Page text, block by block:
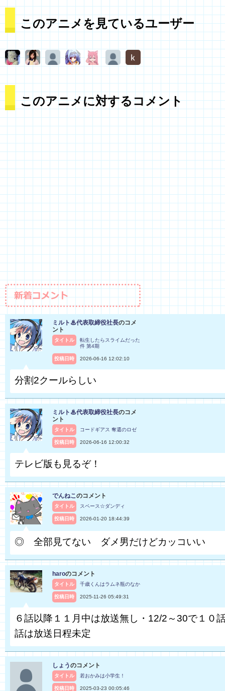
このアニメを見ているユーザー
このアニメに対するコメント
ミルト♨代表取締役社長のコメ
ント
タイトル
転生したらスライムだった
件 第4期
投稿日時 2026-06-16 12:02:10
分割2クールらしい
ミルト♨代表取締役社長のコメ
ント
タイトル コードギアス 奪還のロゼ
投稿日時 2026-06-16 12:00:32
テレビ版も見るぞ！
でんねこのコメント
タイトル スペース☆ダンディ
投稿日時 2026-01-20 18:44:39
◎ 全部見てない ダメ男だけどカッコいい
haroのコメント
タイトル 千歳くんはラムネ瓶のなか
投稿日時 2025-11-26 05:49:31
６話以降１１月中は放送無し・12/2～30で１０
話は放送日程未定
しょうのコメント
タイトル 若おかみは小学生！
投稿日時 2025-03-23 00:05:46